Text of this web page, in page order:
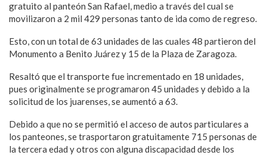
gratuito al panteón San Rafael, medio a través del cual se
movilizaron a 2 mil 429 personas tanto de ida como de regreso.
Esto, con un total de 63 unidades de las cuales 48 partieron del
Monumento a Benito Juárez y 15 de la Plaza de Zaragoza.
Resaltó que el transporte fue incrementado en 18 unidades,
pues originalmente se programaron 45 unidades y debido a la
solicitud de los juarenses, se aumentó a 63.
Debido a que no se permitió el acceso de autos particulares a
los panteones, se trasportaron gratuitamente 715 personas de
la tercera edad y otros con alguna discapacidad desde los